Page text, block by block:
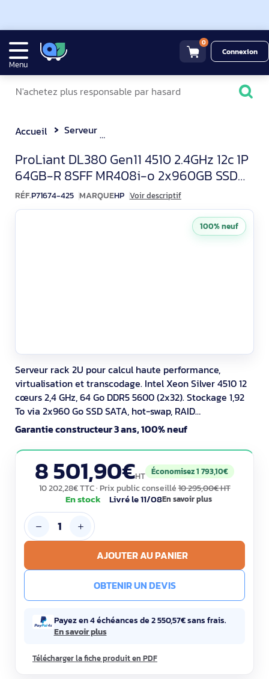
Menu
0
Connexion
Accueil Serveur
HP ProLiant DL380 Gen11
ProLiant DL380 Gen11 4510 2.4GHz 12c 1P
64GB-R 8SFF MR408i-o 2x960GB SSD
2x1000W PS EMEA Server
RÉF.P71674-425 MARQUEHP Voir descriptif
Serveur rack 2U pour calcul haute performance,
virtualisation et transcodage. Intel Xeon Silver 4510 12
cœurs 2,4 GHz, 64 Go DDR5 5600 (2x32). Stockage 1,92
To via 2x960 Go SSD SATA, hot-swap, RAID
0/1/5/6/10/50/60 via MR408i-o 4 Go. 4x 1GbE
Broadcom, jusqu’à 8 PCIe Gen5 et 2 OCP 3.0. Double
alimentation 2x1000 W redondante, TPM 2.0 et HPE iLO.
Garantie constructeur 3 ans, 100% neuf
8 501,90€HT Économisez 1 793,10€
10 202,28€ TTC· Prix public conseillé10 295,00€ HT
En stock Livré le 11/08En savoir plus
AJOUTER AU PANIER
OBTENIR UN DEVIS
Payez en 4 échéances de 2 550,57€ sans frais.
En savoir plus
Télécharger la fiche produit en PDF
100% neuf